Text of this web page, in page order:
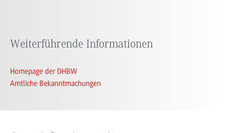
Weiterführende Informationen
Homepage der DHBW
Amtliche Bekanntmachungen